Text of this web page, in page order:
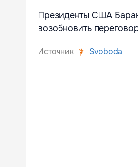
Президенты США
возобновить
Источник Svoboda